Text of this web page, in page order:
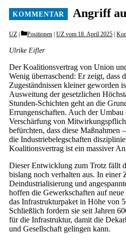
Angriff
UZ Categories
Positionen UZ vom 18. April 2025
Ulrike Eifler
Der Koalitionsvertrag von Union
Wenig überraschend: Er zeigt, dass
Zugeständnissen kleiner geworden
Ausweitung der gesetzlichen
Stunden-Schichten geht an die
Errungenschaften. Auch der
Verschärfung von
befürchten, dass diese Maßnahmen
die Industriebelegschaften
Koalitionsvertrag ist ein massiver
Dieser Entwicklung zum Trotz fällt
bislang noch verhalten aus. In einer
Deindustrialisierung und
hoffen die Gewerkschaften auf
das Infrastrukturpaket in Höhe von
Schließlich fordern sie seit Jahren
für die Infrastruktur, damit die
und Gesellschaft gelingen kann.